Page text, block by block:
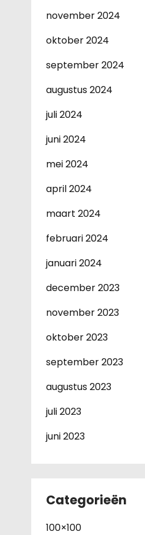
november 2024
oktober 2024
september 2024
augustus 2024
juli 2024
juni 2024
mei 2024
april 2024
maart 2024
februari 2024
januari 2024
december 2023
november 2023
oktober 2023
september 2023
augustus 2023
juli 2023
juni 2023
Categorieën
100×100